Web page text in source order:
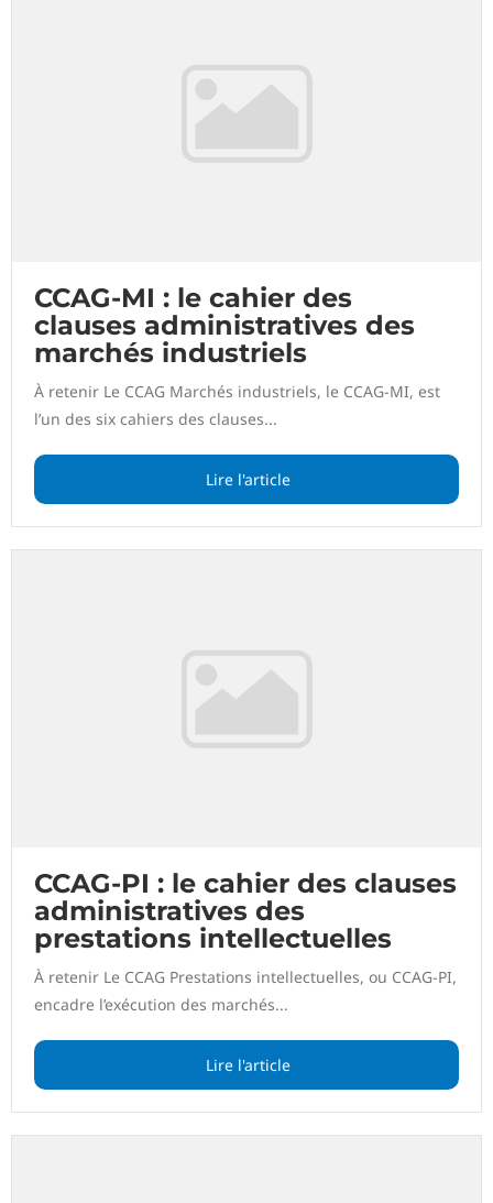
CCAG-MI : le cahier des
clauses administratives des
marchés industriels
À retenir Le CCAG Marchés industriels, le CCAG-MI, est
l’un des six cahiers des clauses...
Lire l'article
CCAG-PI : le cahier des clauses
administratives des
prestations intellectuelles
À retenir Le CCAG Prestations intellectuelles, ou CCAG-PI,
encadre l’exécution des marchés...
Lire l'article